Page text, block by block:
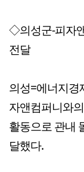
◇의성군-피자
전달
의성=에너지경
자앤컴퍼니와
활동으로 관내
달했다.